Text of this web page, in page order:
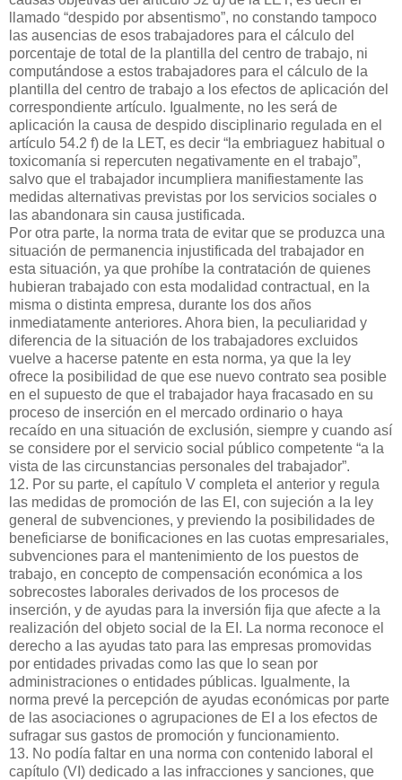
llamado “despido por absentismo”, no constando tampoco
las ausencias de esos trabajadores para el cálculo del
porcentaje de total de la plantilla del centro de trabajo, ni
computándose a estos trabajadores para el cálculo de la
plantilla del centro de trabajo a los efectos de aplicación del
correspondiente artículo. Igualmente, no les será de
aplicación la causa de despido disciplinario regulada en el
artículo 54.2 f) de la LET, es decir “la embriaguez habitual o
toxicomanía si repercuten negativamente en el trabajo”,
salvo que el trabajador incumpliera manifiestamente las
medidas alternativas previstas por los servicios sociales o
las abandonara sin causa justificada.
Por otra parte, la norma trata de evitar que se produzca una
situación de permanencia injustificada del trabajador en
esta situación, ya que prohíbe la contratación de quienes
hubieran trabajado con esta modalidad contractual, en la
misma o distinta empresa, durante los dos años
inmediatamente anteriores. Ahora bien, la peculiaridad y
diferencia de la situación de los trabajadores excluidos
vuelve a hacerse patente en esta norma, ya que la ley
ofrece la posibilidad de que ese nuevo contrato sea posible
en el supuesto de que el trabajador haya fracasado en su
proceso de inserción en el mercado ordinario o haya
recaído en una situación de exclusión, siempre y cuando así
se considere por el servicio social público competente “a la
vista de las circunstancias personales del trabajador”.
12. Por su parte, el capítulo V completa el anterior y regula
las medidas de promoción de las EI, con sujeción a la ley
general de subvenciones, y previendo la posibilidades de
beneficiarse de bonificaciones en las cuotas empresariales,
subvenciones para el mantenimiento de los puestos de
trabajo, en concepto de compensación económica a los
sobrecostes laborales derivados de los procesos de
inserción, y de ayudas para la inversión fija que afecte a la
realización del objeto social de la EI. La norma reconoce el
derecho a las ayudas tato para las empresas promovidas
por entidades privadas como las que lo sean por
administraciones o entidades públicas. Igualmente, la
norma prevé la percepción de ayudas económicas por parte
de las asociaciones o agrupaciones de EI a los efectos de
sufragar sus gastos de promoción y funcionamiento.
13. No podía faltar en una norma con contenido laboral el
capítulo (VI) dedicado a las infracciones y sanciones, que